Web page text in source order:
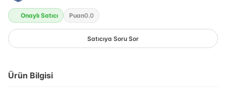
Onaylı Satıcı Puan0.0
Satıcıya Soru Sor
Ürün Bilgisi